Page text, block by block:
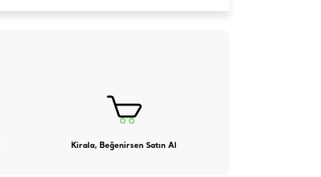
Kirala, Beğenirsen Satın Al